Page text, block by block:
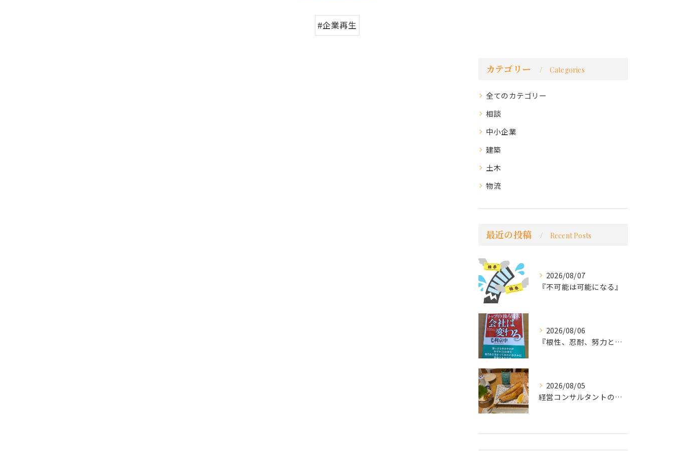
#企業再生
カテゴリー Categories
全てのカテゴリー
相談
中小企業
建築
土木
物流
最近の投稿 Recent Posts
2026/08/07
『不可能は可能になる』
2026/08/06
『根性、忍耐、努力という言葉は死語なのか』
2026/08/05
経営コンサルタントのモーちゃん・毛利京申です。